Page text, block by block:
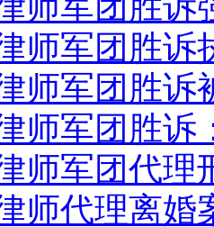
师军团胜诉
师军团胜诉
师军团胜诉
师军团代理
师代理离婚